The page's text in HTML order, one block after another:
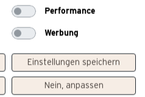
takimata sanctus est
Lorem ipsum dolor sit
elitr, sed diam nonumy
At vero eos et
et ea rebum. Stet clita
sanctus est Lorem
Performance
Werbung
Einstellungen speichern
Nein, anpassen